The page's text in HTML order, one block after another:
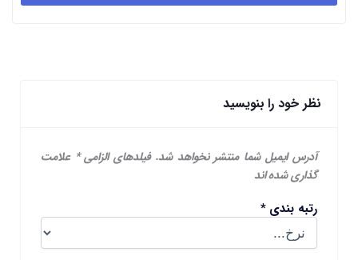
نظر خود را بنویسید
آدرس ایمیل شما منتشر نخواهد شد. فیلدهای الزامی* علامت
گذاری شده اند
رتبه بندی*